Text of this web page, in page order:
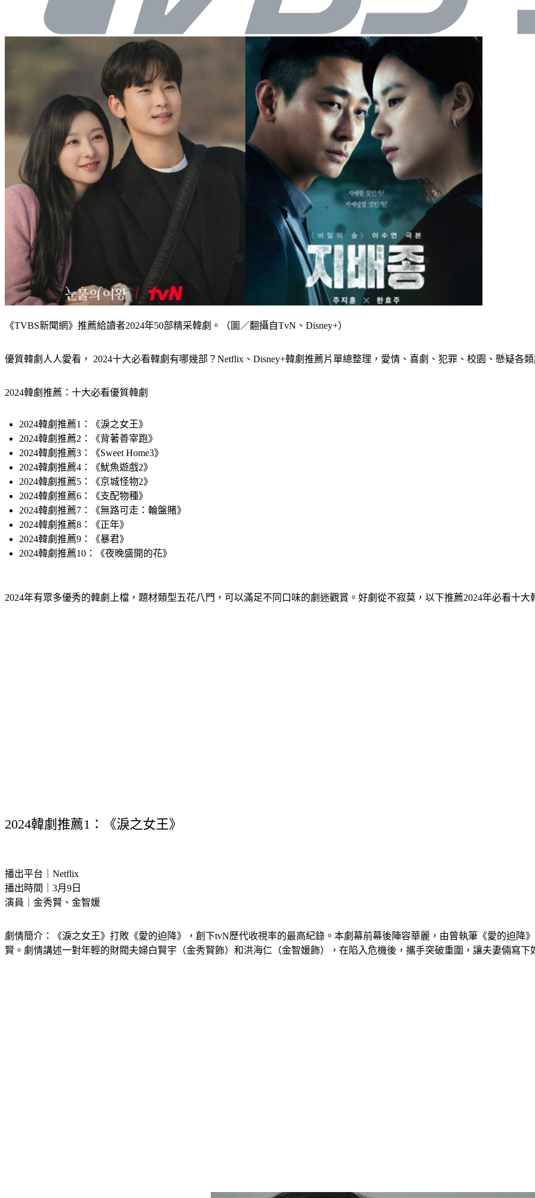
《TVBS新聞網》推薦給讀者2024年50部精采韓劇。（圖／翻攝自TvN、Disney+）
優質韓劇人人愛看， 2024十大必看韓劇有哪幾部？Netflix、Disney+韓劇推薦片單總整理，愛情、喜劇、犯罪、校園、懸疑各
2024韓劇推薦：十大必看優質韓劇
2024韓劇推薦1：《淚之女王》
2024韓劇推薦2：《背著善宰跑》
2024韓劇推薦3：《Sweet Home3》
2024韓劇推薦4：《魷魚遊戲2》
2024韓劇推薦5：《京城怪物2》
2024韓劇推薦6：《支配物種》
2024韓劇推薦7：《無路可走：輪盤賭》
2024韓劇推薦8：《正年》
2024韓劇推薦9：《暴君》
2024韓劇推薦10：《夜晚盛開的花》
2024年有眾多優秀的韓劇上檔，題材類型五花八門，可以滿足不同口味的劇迷觀賞。好劇從不寂莫，以下推薦2024年必看十大
2024韓劇推薦1：《淚之女王》
播出平台｜Netflix
播出時間｜3月9日
演員｜金秀賢、金智媛
劇情簡介：《淚之女王》打敗《愛的迫降》，創下tvN歷代收視率的最高紀錄。本劇幕前幕後陣容華麗，由曾執筆《愛的迫降
賢。劇情講述一對年輕的財閥夫婦白賢宇（金秀賢飾）和洪海仁（金智媛飾），在陷入危機後，攜手突破重圍，讓夫妻倆寫下